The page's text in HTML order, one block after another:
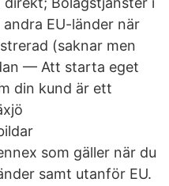
EU-​länder när
(saknar men
— Att starta eget
din kund är ett
som gäller när du
samt utanför EU.